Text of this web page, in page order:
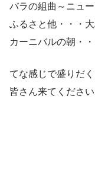
バラの組曲～ニュ
ふるさと他・・・
カーニバルの朝・
てな感じで盛りだ
皆さん来てください